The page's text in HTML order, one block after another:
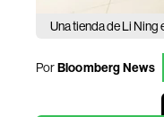
Una tienda de Li
PorBloomberg News